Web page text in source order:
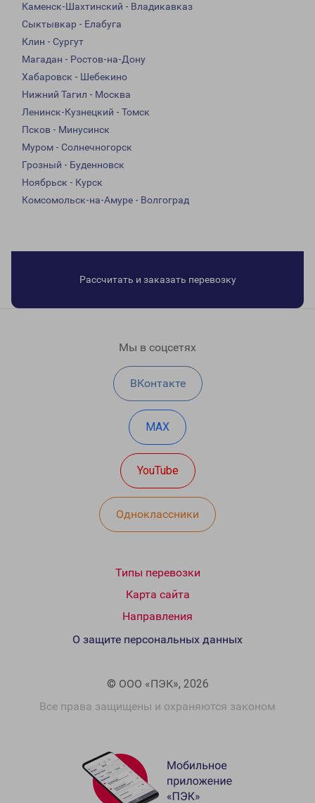
Каменск-Шахтинский - Владикавказ
Сыктывкар - Елабуга
Клин - Сургут
Магадан - Ростов-на-Дону
Хабаровск - Шебекино
Нижний Тагил - Москва
Ленинск-Кузнецкий - Томск
Псков - Минусинск
Муром - Солнечногорск
Грозный - Буденновск
Ноябрьск - Курск
Комсомольск-на-Амуре - Волгоград
Рассчитать и заказать перевозку
Мы в соцсетях
ВКонтакте
MAX
YouTube
Одноклассники
Типы перевозки
Карта сайта
Направления
© ООО «ПЭК», 2026
Все права защищены и охраняются законом
О защите персональных данных